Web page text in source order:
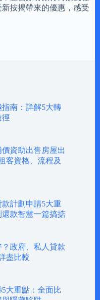
按揭帶來的優惠，感受
指南：詳解5大轉
徑
資助出售房屋出
客資格、流程及
款計劃申請5大重
款智慧一篇搞掂
？政府、私人貸款
盡比較
大重點：全面比